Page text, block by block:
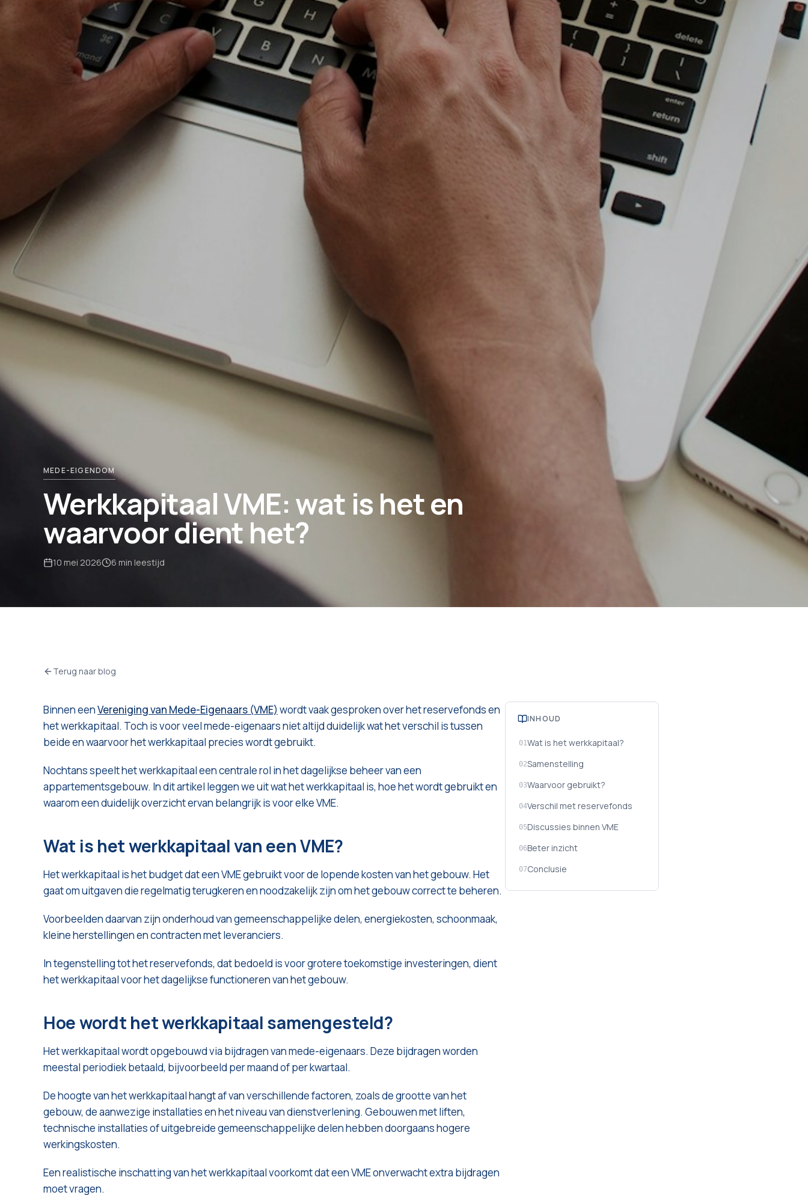
MEDE-EIGENDOM
Werkkapitaal VME: wat is het en
waarvoor dient het?
10 mei 2026 6 min leestijd
Terug naar blog
Binnen eenVereniging van Mede-Eigenaars (VME) wordt vaak gesproken over het reservefonds en
het werkkapitaal. Toch is voor veel mede-eigenaars niet altijd duidelijk wat het verschil is tussen
beide en waarvoor het werkkapitaal precies wordt gebruikt.
Nochtans speelt het werkkapitaal een centrale rol in het dagelijkse beheer van een
appartementsgebouw. In dit artikel leggen we uit wat het werkkapitaal is, hoe het wordt gebruikt en
waarom een duidelijk overzicht ervan belangrijk is voor elke VME.
Wat is het werkkapitaal van een VME?
Het werkkapitaal is het budget dat een VME gebruikt voor de lopende kosten van het gebouw. Het
gaat om uitgaven die regelmatig terugkeren en noodzakelijk zijn om het gebouw correct te beheren.
Voorbeelden daarvan zijn onderhoud van gemeenschappelijke delen, energiekosten, schoonmaak,
kleine herstellingen en contracten met leveranciers.
In tegenstelling tot het reservefonds, dat bedoeld is voor grotere toekomstige investeringen, dient
het werkkapitaal voor het dagelijkse functioneren van het gebouw.
Hoe wordt het werkkapitaal samengesteld?
Het werkkapitaal wordt opgebouwd via bijdragen van mede-eigenaars. Deze bijdragen worden
meestal periodiek betaald, bijvoorbeeld per maand of per kwartaal.
De hoogte van het werkkapitaal hangt af van verschillende factoren, zoals de grootte van het
gebouw, de aanwezige installaties en het niveau van dienstverlening. Gebouwen met liften,
technische installaties of uitgebreide gemeenschappelijke delen hebben doorgaans hogere
werkingskosten.
Een realistische inschatting van het werkkapitaal voorkomt dat een VME onverwacht extra bijdragen
moet vragen.
INHOUD
01Wat is het werkkapitaal?
02Samenstelling
03Waarvoor gebruikt?
04Verschil met reservefonds
05Discussies binnen VME
06Beter inzicht
07Conclusie